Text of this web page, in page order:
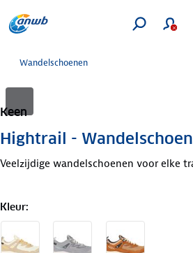
Wandelschoenen
Keen
Hightrail -
Veelzijdige wandelschoenen voor elke
Kleur: